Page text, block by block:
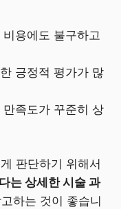
용에도 불구하고
긍정적 평가가 많
족도가 꾸준히 상
판단하기 위해서
는 상세한 시술 과
하는 것이 좋습니